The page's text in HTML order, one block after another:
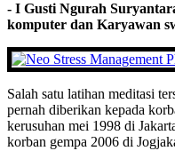
- I Gusti Ngurah
komputer dan Karyawan
Salah satu latihan meditasi
pernah diberikan kepada
kerusuhan mei 1998 di
korban gempa 2006 di